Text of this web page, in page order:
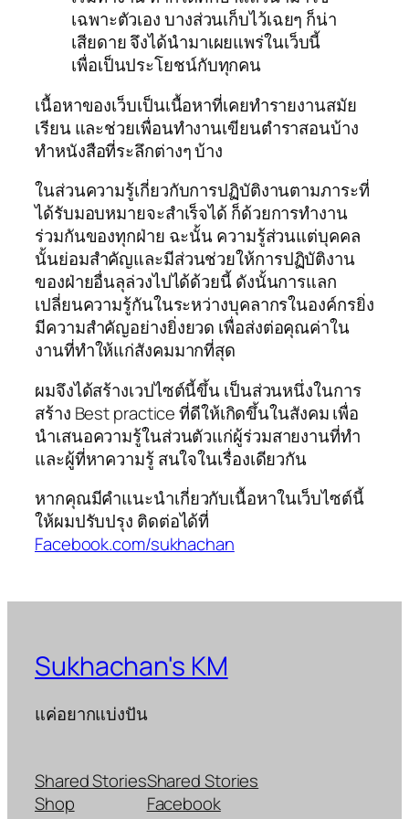
เฉพาะตัวเอง บางส่วนเก็บไว้เฉยๆ ก็น่า
เสียดาย จึงได้นำมาเผยแพร่ในเว็บนี้
เพื่อเป็นประโยชน์กับทุกคน
เนื้อหาของเว็บเป็นเนื้อหาที่เคยทำรายงานสมัย
เรียน และช่วยเพื่อนทำงานเขียนตำราสอนบ้าง
ทำหนังสือที่ระลึกต่างๆ บ้าง
ในส่วนความรู้เกี่ยวกับการปฏิบัติงานตามภาระที่
ได้รับมอบหมายจะสำเร็จได้ ก็ด้วยการทำงาน
ร่วมกันของทุกฝ่าย ฉะนั้น ความรู้ส่วนแต่บุคคล
นั้นย่อมสำคัญและมีส่วนช่วยให้การปฏิบัติงาน
ของฝ่ายอื่นลุล่วงไปได้ด้วยนี้ ดังนั้นการแลก
เปลี่ยนความรู้กันในระหว่างบุคลากรในองค์กรยิ่ง
มีความสำคัญอย่างยิ่งยวด เพื่อส่งต่อคุณค่าใน
งานที่ทำให้แก่สังคมมากที่สุด
ผมจึงได้สร้างเวปไซต์นี้ขึ้น เป็นส่วนหนึ่งในการ
สร้าง Best practice ที่ดีให้เกิดขึ้นในสังคม เพื่อ
นำเสนอความรู้ในส่วนตัวแก่ผู้ร่วมสายงานที่ทำ
และผู้ที่หาความรู้ สนใจในเรื่องเดียวกัน
หากคุณมีคำแนะนำเกี่ยวกับเนื้อหาในเว็บไซต์นี้
ให้ผมปรับปรุง ติดต่อได้ที่
Facebook.com/sukhachan
Sukhachan's KM
แค่อยากแบ่งปัน
Shared Stories
Shop
Shared Stories
Facebook